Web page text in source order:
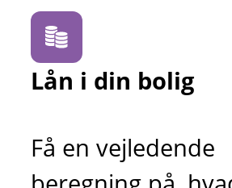
Lån i din bolig
Få en vejledende